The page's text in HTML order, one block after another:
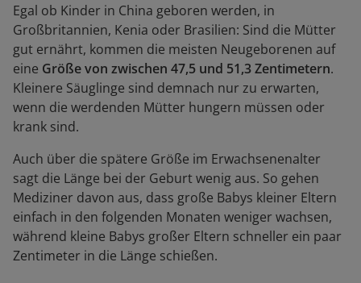
Egal ob Kinder in China geboren werden, in
Großbritannien, Kenia oder Brasilien: Sind die Mütter
gut ernährt, kommen die meisten Neugeborenen auf
eine Größe von zwischen 47,5 und 51,3 Zentimetern.
Kleinere Säuglinge sind demnach nur zu erwarten,
wenn die werdenden Mütter hungern müssen oder
krank sind.
Auch über die spätere Größe im Erwachsenenalter
sagt die Länge bei der Geburt wenig aus. So gehen
Mediziner davon aus, dass große Babys kleiner Eltern
einfach in den folgenden Monaten weniger wachsen,
während kleine Babys großer Eltern schneller ein paar
Zentimeter in die Länge schießen.